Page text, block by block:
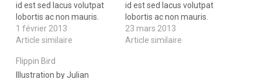
id est sed lacus volutpat
lobortis ac non mauris.
Morbi id mi vitae sem
aliquam luctus. Praesent
Nam sit amet odio in leo
varius mollis a at ligula.
1 février 2013
Article similaire
id est sed lacus volutpat
lobortis ac non mauris.
Morbi id mi vitae sem
aliquam luctus. Praesent
23 mars 2013
Article similaire
Flippin Bird
Illustration by Julian